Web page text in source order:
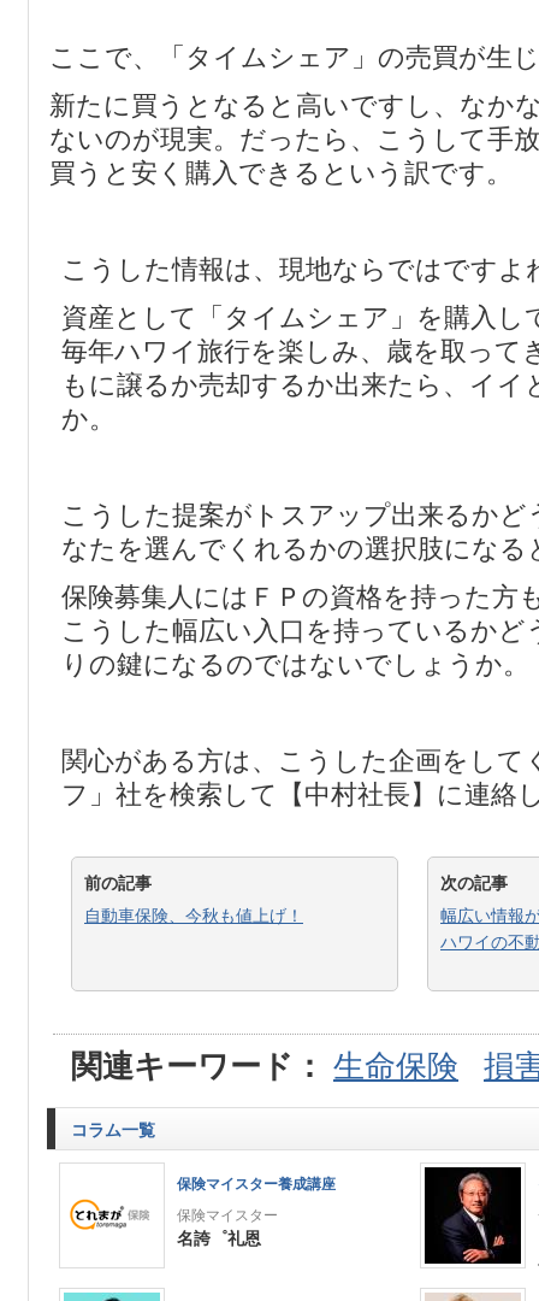
ここで、「タイムシェア」の売買が生
新たに買うとなると高いですし、なか
ないのが現実。だったら、こうして手
買うと安く購入できるという訳です。
こうした情報は、現地ならではですよ
資産として「タイムシェア」を購入し
毎年ハワイ旅行を楽しみ、歳を取って
もに譲るか売却するか出来たら、イイ
か。
こうした提案がトスアップ出来るかど
なたを選んでくれるかの選択肢になる
保険募集人にはＦＰの資格を持った方
こうした幅広い入口を持っているかど
りの鍵になるのではないでしょうか。
関心がある方は、こうした企画をして
フ」社を検索して【中村社長】に連絡
前の記事
自動車保険、今秋も値上げ！
次の記事
幅広い情報
ハワイの不
関連キーワード： 生命保険 損
コラム一覧
保険マイスター養成講座
保険マイスター
名誇゜礼恩